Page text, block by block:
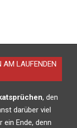
AM LAUFENDEN
, den
darüber viel
ein Ende, denn